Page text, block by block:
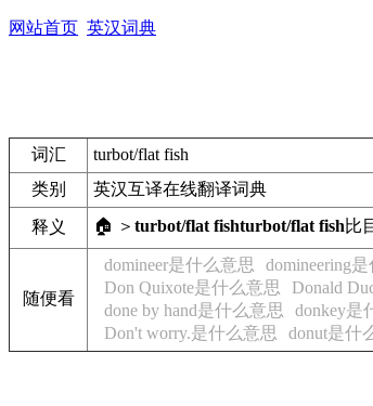
网站首页 英汉词典
词汇
turbot/flat fish
类别
英汉互译在线翻译词典
释义 🏠 ＞ turbot/flat fishturbot/flat fish比
随便看
domineer是什么意思 domineering
Don Quixote是什么意思
Donald
done by hand是什么意思
donkey是
Don't worry.是什么意思
donut是什